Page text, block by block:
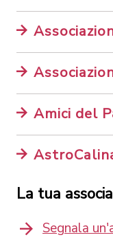
Amici del
La tua
Segnala